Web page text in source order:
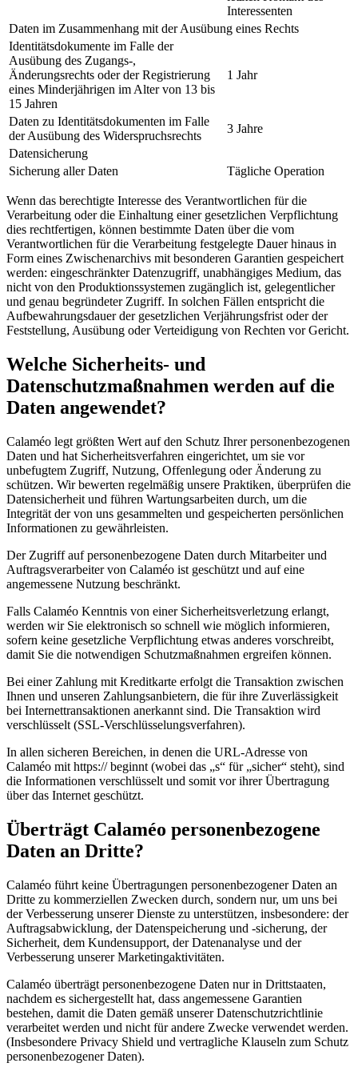
Interessenten
Daten im Zusammenhang mit der Ausübung eines Rechts
Identitätsdokumente im Falle der
Ausübung des Zugangs-,
Änderungsrechts oder der Registrierung
eines Minderjährigen im Alter von 13 bis
15 Jahren
1 Jahr
Daten zu Identitätsdokumenten im Falle
der Ausübung des Widerspruchsrechts
3 Jahre
Datensicherung
Sicherung aller Daten
Tägliche Operation
Wenn das berechtigte Interesse des Verantwortlichen für die
Verarbeitung oder die Einhaltung einer gesetzlichen Verpflichtung
dies rechtfertigen, können bestimmte Daten über die vom
Verantwortlichen für die Verarbeitung festgelegte Dauer hinaus in
Form eines Zwischenarchivs mit besonderen Garantien gespeichert
werden: eingeschränkter Datenzugriff, unabhängiges Medium, das
nicht von den Produktionssystemen zugänglich ist, gelegentlicher
und genau begründeter Zugriff. In solchen Fällen entspricht die
Aufbewahrungsdauer der gesetzlichen Verjährungsfrist oder der
Feststellung, Ausübung oder Verteidigung von Rechten vor Gericht.
Welche Sicherheits- und
Datenschutzmaßnahmen werden auf die
Daten angewendet?
Calaméo legt größten Wert auf den Schutz Ihrer personenbezogenen
Daten und hat Sicherheitsverfahren eingerichtet, um sie vor
unbefugtem Zugriff, Nutzung, Offenlegung oder Änderung zu
schützen. Wir bewerten regelmäßig unsere Praktiken, überprüfen die
Datensicherheit und führen Wartungsarbeiten durch, um die
Integrität der von uns gesammelten und gespeicherten persönlichen
Informationen zu gewährleisten.
Der Zugriff auf personenbezogene Daten durch Mitarbeiter und
Auftragsverarbeiter von Calaméo ist geschützt und auf eine
angemessene Nutzung beschränkt.
Falls Calaméo Kenntnis von einer Sicherheitsverletzung erlangt,
werden wir Sie elektronisch so schnell wie möglich informieren,
sofern keine gesetzliche Verpflichtung etwas anderes vorschreibt,
damit Sie die notwendigen Schutzmaßnahmen ergreifen können.
Bei einer Zahlung mit Kreditkarte erfolgt die Transaktion zwischen
Ihnen und unseren Zahlungsanbietern, die für ihre Zuverlässigkeit
bei Internettransaktionen anerkannt sind. Die Transaktion wird
verschlüsselt (SSL-Verschlüsselungsverfahren).
In allen sicheren Bereichen, in denen die URL-Adresse von
Calaméo mit https:// beginnt (wobei das „s“ für „sicher“ steht), sind
die Informationen verschlüsselt und somit vor ihrer Übertragung
über das Internet geschützt.
Überträgt Calaméo personenbezogene
Daten an Dritte?
Calaméo führt keine Übertragungen personenbezogener Daten an
Dritte zu kommerziellen Zwecken durch, sondern nur, um uns bei
der Verbesserung unserer Dienste zu unterstützen, insbesondere: der
Auftragsabwicklung, der Datenspeicherung und -sicherung, der
Sicherheit, dem Kundensupport, der Datenanalyse und der
Verbesserung unserer Marketingaktivitäten.
Calaméo überträgt personenbezogene Daten nur in Drittstaaten,
nachdem es sichergestellt hat, dass angemessene Garantien
bestehen, damit die Daten gemäß unserer Datenschutzrichtlinie
verarbeitet werden und nicht für andere Zwecke verwendet werden.
(Insbesondere Privacy Shield und vertragliche Klauseln zum Schutz
personenbezogener Daten).